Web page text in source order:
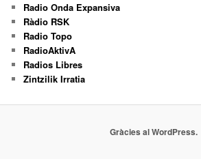
Radio Onda Expansiva
Ràdio RSK
Radio Topo
RadioAktivA
Radios Libres
Zintzilik Irratia
Gràcies al WordPress.